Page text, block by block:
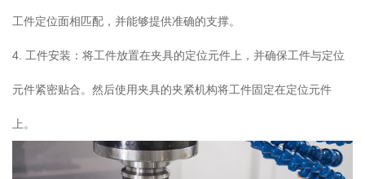
工件定位面相匹配，并能够提供准确的支撑。
4. 工件安装：将工件放置在夹具的定位元件上，并确保工件与定位
元件紧密贴合。然后使用夹具的夹紧机构将工件固定在定位元件
上。